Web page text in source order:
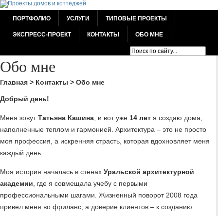
ПОРТФОЛИО УСЛУГИ ТИПОВЫЕ ПРОЕКТЫ
ЭКСПРЕСС-ПРОЕКТ КОНТАКТЫ ОБО МНЕ
Обо мне
Главная > Контакты > Обо мне
Добрый день!
Меня зовутТатьяна Кашина , и вот уже 14 лет я создаю дома,
наполненные теплом и гармонией. Архитектура – это не просто
моя профессия, а искренняя страсть, которая вдохновляет меня
каждый день.
Моя история началась в стенах Уральской архитектурной
академии , где я совмещала учебу с первыми
профессиональными шагами. Жизненный поворот 2008 года
привел меня во фриланс, а доверие клиентов – к созданию